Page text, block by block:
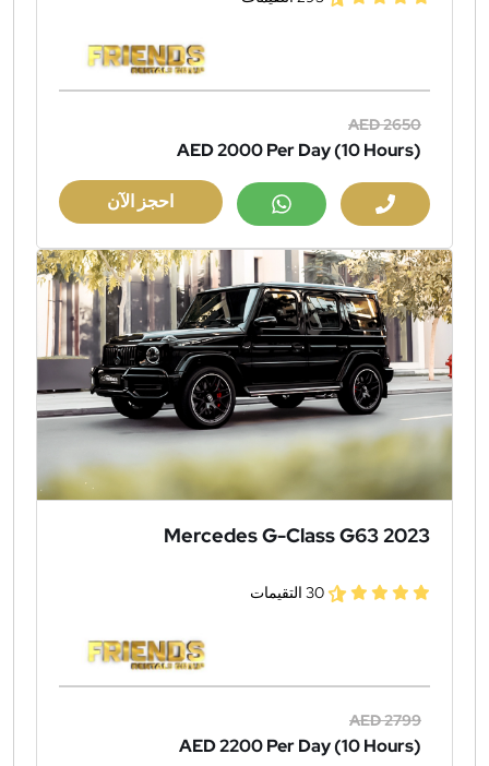
AED 2650
AED 2000Per Day (10 Hours)
احجز الآن
Mercedes G-Class G63 2023
30 التقيمات
AED 2799
AED 2200Per Day (10 Hours)